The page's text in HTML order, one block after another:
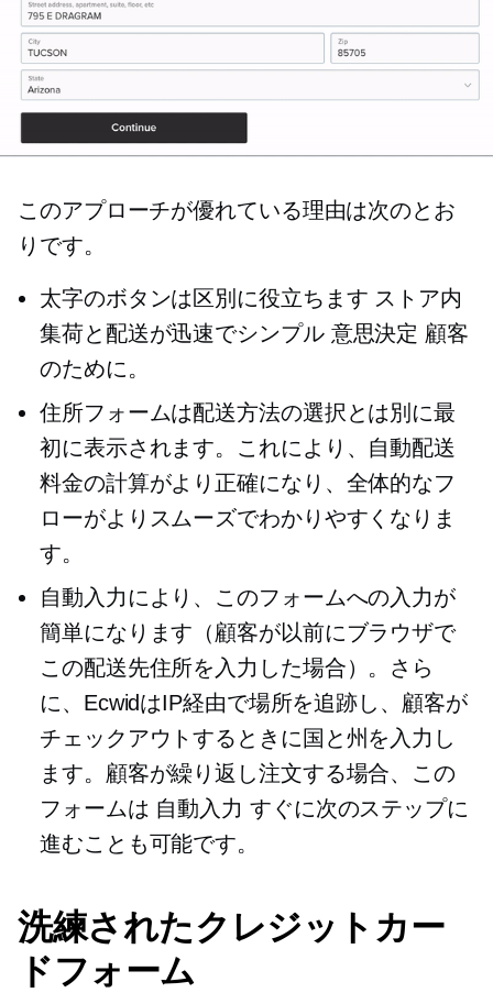
このアプローチが優れている理由は次のとお
りです。
太字のボタンは区別に役立ちます ストア内
集荷と配送が迅速でシンプル 意思決定 顧客
のために。
住所フォームは配送方法の選択とは別に最
初に表示されます。これにより、自動配送
料金の計算がより正確になり、全体的なフ
ローがよりスムーズでわかりやすくなりま
す。
自動入力により、このフォームへの入力が
簡単になります（顧客が以前にブラウザで
この配送先住所を入力した場合）。さら
に、EcwidはIP経由で場所を追跡し、顧客が
チェックアウトするときに国と州を入力し
ます。顧客が繰り返し注文する場合、この
フォームは 自動入力 すぐに次のステップに
進むことも可能です。
洗練されたクレジットカー
ドフォーム